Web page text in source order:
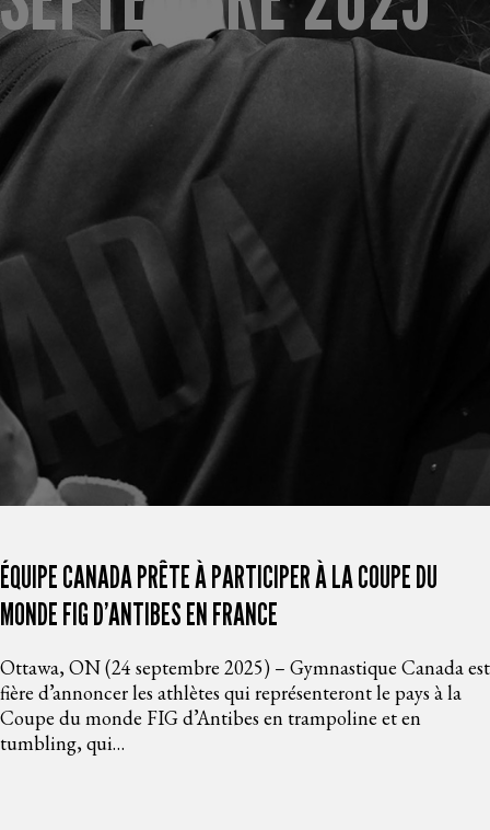
ÉQUIPE CANADA PRÊTE À PARTICIPER À LA COUPE DU
MONDE FIG D’ANTIBES EN FRANCE
Ottawa, ON (24 septembre 2025) – Gymnastique Canada est
fière d’annoncer les athlètes qui représenteront le pays à la
Coupe du monde FIG d’Antibes en trampoline et en
tumbling, qui…